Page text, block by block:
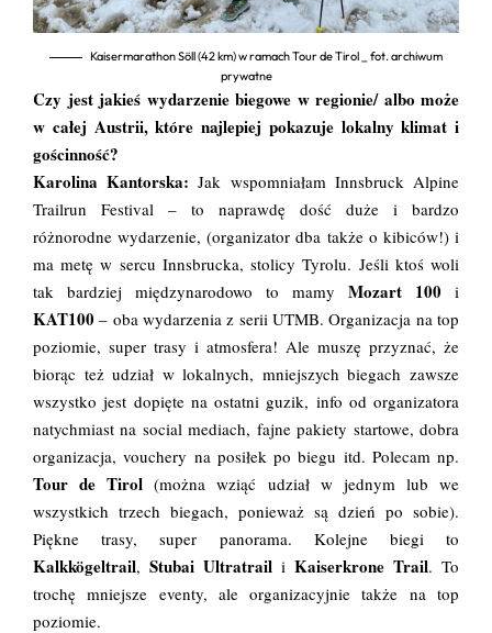
Kaisermarathon Söll (42 km) w ramach Tour de Tirol _ fot. archiwum
prywatne
Czy jest jakieś wydarzenie biegowe w regionie/ albo może
w całej Austrii, które najlepiej pokazuje lokalny klimat i
gościnność?
Karolina Kantorska:Jak wspomniałam Innsbruck Alpine
Trailrun Festival – to naprawdę dość duże i bardzo
różnorodne wydarzenie, (organizator dba także o kibiców!) i
ma metę w sercu Innsbrucka, stolicy Tyrolu. Jeśli ktoś woli
tak bardziej międzynarodowo to mamy Mozart 100 i
KAT100 – oba wydarzenia z serii UTMB. Organizacja na top
poziomie, super trasy i atmosfera! Ale muszę przyznać, że
biorąc też udział w lokalnych, mniejszych biegach zawsze
wszystko jest dopięte na ostatni guzik, info od organizatora
natychmiast na social mediach, fajne pakiety startowe, dobra
organizacja, vouchery na posiłek po biegu itd. Polecam np.
Tour de Tirol (można wziąć udział w jednym lub we
wszystkich trzech biegach, ponieważ są dzień po sobie).
Piękne trasy, super panorama. Kolejne biegi to
Kalkkögeltrail, Stubai Ultratrail i Kaiserkrone Trail. To
trochę mniejsze eventy, ale organizacyjnie także na top
poziomie.